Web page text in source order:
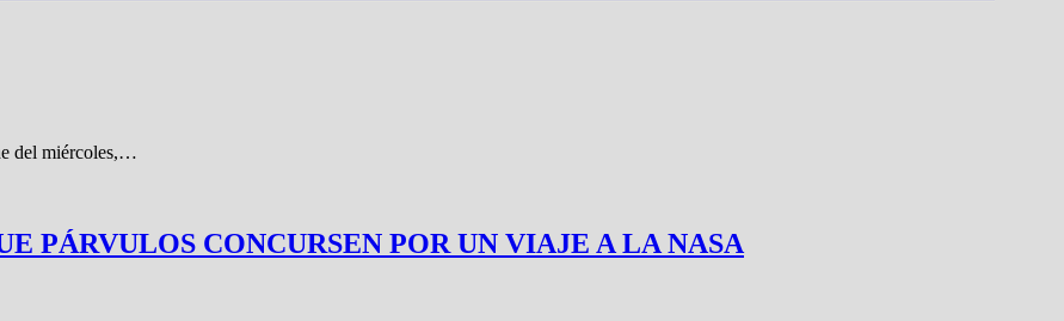
del miércoles,…
PÁRVULOS CONCURSEN POR UN VIAJE A LA NASA